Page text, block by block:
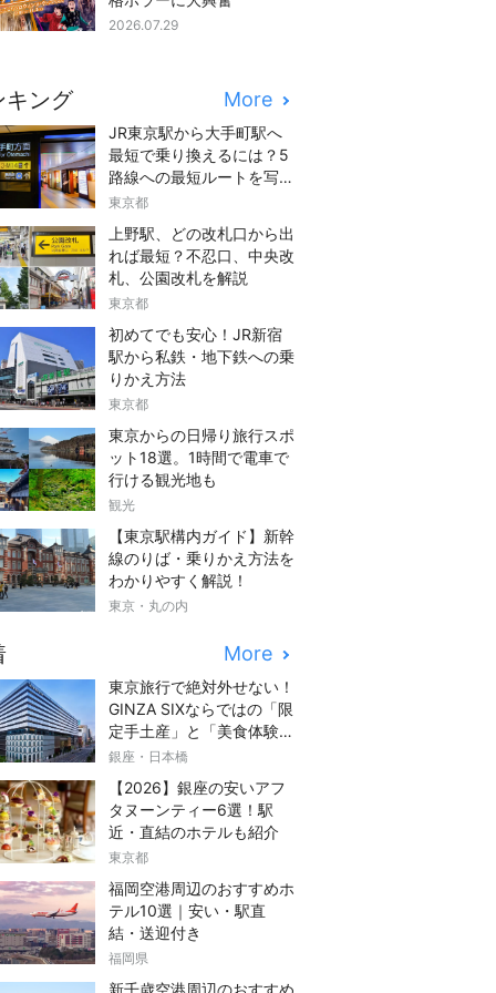
2026.07.29
キング More
JR東京駅から大手町駅へ
最短で乗り換えるには？5
路線への最短ルートを写真
つきでご紹介
東京都
上野駅、どの改札口から出
れば最短？不忍口、中央改
札、公園改札を解説
東京都
初めてでも安心！JR新宿
駅から私鉄・地下鉄への乗
りかえ方法
東京都
東京からの日帰り旅行スポ
ット18選。1時間で電車で
行ける観光地も
観光
【東京駅構内ガイド】新幹
線のりば・乗りかえ方法を
わかりやすく解説！
東京・丸の内
More
東京旅行で絶対外せない！
GINZA SIXならではの「限
定手土産」と「美食体験」
完全ガイド
銀座・日本橋
【2026】銀座の安いアフ
タヌーンティー6選！駅
近・直結のホテルも紹介
東京都
福岡空港周辺のおすすめホ
テル10選｜安い・駅直
結・送迎付き
福岡県
新千歳空港周辺のおすすめ